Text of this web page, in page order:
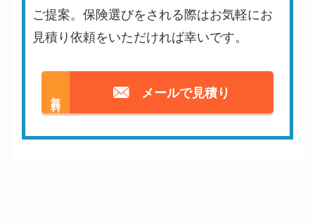
ご提案。保険選びをされる際はお気軽にお
見積り依頼をいただければ幸いです。
メールで見積り